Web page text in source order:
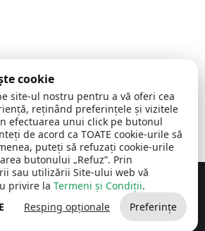
© 2026Toate drepturile rezervate
Big Media Relații Publice SRL
cookie
site-ul nostru pentru a vă oferi cea
reținând preferințele și vizitele
efectuarea unui click pe butonul
de acord ca TOATE cookie-urile să
puteți să refuzați cookie-urile
butonului „Refuz”. Prin
sau utilizării Site-ului web vă
privire la Termeni și Condiții.
Resping opționale Preferințe